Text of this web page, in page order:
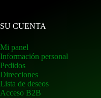
SU CUENTA
Mi panel
Información personal
Pedidos
Direcciones
Lista de deseos
Acceso B2B